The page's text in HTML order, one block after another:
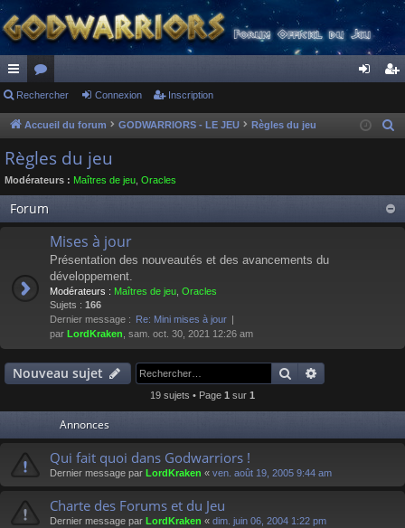
ac
co
ur
ci
s
or
u
m
s
ne cri
Rechercher Connexion Inscription
Accueil du forum GODWARRIORS - LE JEU Règles du jeu
r
Règles du jeu
Modérateurs : Maîtres de jeu Oracles
Forum
Mises à jour
Présentation des nouveautés et des avancements du
développement.
Modérateurs : Maîtres de jeu Oracles
Sujets : 166
Dernier message : Re: Mini mises à jour
par LordKraken , sam. oct. 30, 2021 12:26 am
Nouveau sujet Rechercher
19 sujets • Page 1 sur 1
Annonces
Qui fait quoi dans Godwarriors !
Dernier message par LordKraken « ven. août 19, 2005 9:44 am
Charte des Forums et du Jeu
Dernier message par LordKraken « dim. juin 06, 2004 1:22 pm